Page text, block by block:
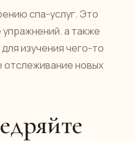
спа-услуг. Это
а также
изучения чего-то
отслеживание новых